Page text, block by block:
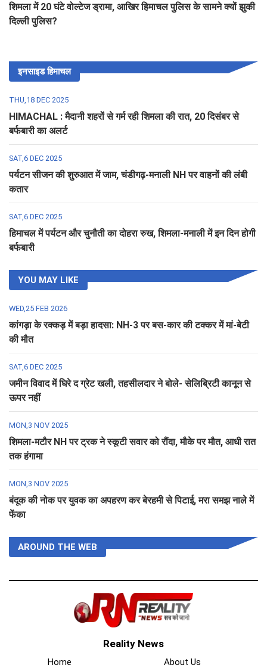
शिमला में 20 घंटे वोल्टेज ड्रामा, आखिर हिमाचल पुलिस के सामने क्यों झुकी
दिल्ली पुलिस?
इनसाइड हिमाचल
THU,18 DEC 2025
HIMACHAL : मैदानी शहरों से गर्म रही शिमला की रात, 20 दिसंबर से
बर्फबारी का अलर्ट
SAT,6 DEC 2025
पर्यटन सीजन की शुरुआत में जाम, चंडीगढ़-मनाली NH पर वाहनों की लंबी
कतार
SAT,6 DEC 2025
हिमाचल में पर्यटन और चुनौती का दोहरा रुख, शिमला-मनाली में इन दिन होगी
बर्फबारी
YOU MAY LIKE
WED,25 FEB 2026
कांगड़ा के रक्कड़ में बड़ा हादसा: NH-3 पर बस-कार की टक्कर में मां-बेटी
की मौत
SAT,6 DEC 2025
जमीन विवाद में घिरे द ग्रेट खली, तहसीलदार ने बोले- सेलिब्रिटी कानून से
ऊपर नहीं
MON,3 NOV 2025
शिमला-मटौर NH पर ट्रक ने स्कूटी सवार को रौंदा, मौके पर मौत, आधी रात
तक हंगामा
MON,3 NOV 2025
बंदूक की नोक पर युवक का अपहरण कर बेरहमी से पिटाई, मरा समझ नाले में
फेंका
AROUND THE WEB
Reality News
Home About Us